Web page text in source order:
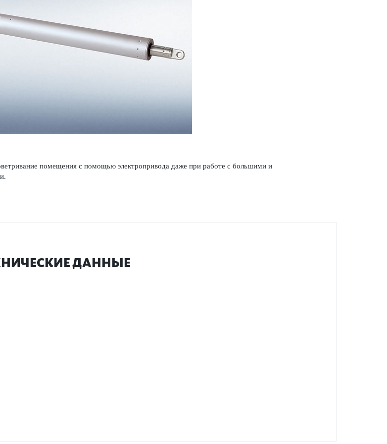
помещения с помощью электропри­вода даже при работе с большими и
ДАННЫЕ